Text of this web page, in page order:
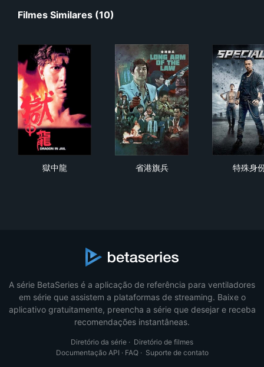
Filmes Similares (10)
獄中龍 省港旗兵 特殊身
A série BetaSeries é a aplicação de referência para ventiladores
em série que assistem a plataformas de streaming. Baixe o
aplicativo gratuitamente, preencha a série que desejar e receba
recomendações instantâneas.
Diretório da série · Diretório de filmes
Documentação API · FAQ· Suporte de contato